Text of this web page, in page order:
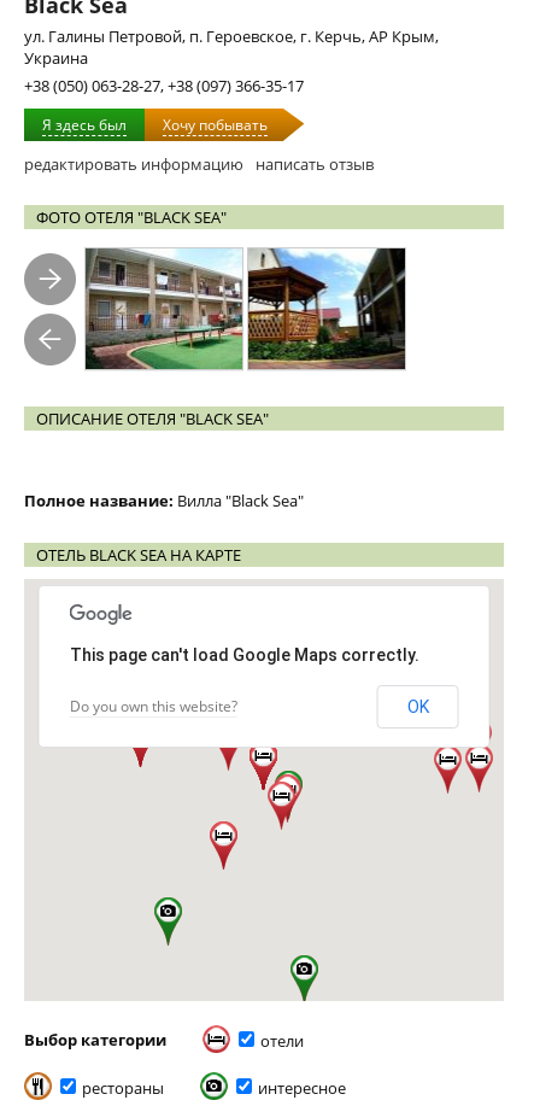
ул. Галины Петровой, п. Героевское, г. Керчь, АР Крым,
Украина
+38 (050) 063-28-27, +38 (097) 366-35-17
Я здесь был Хочу побывать
редактировать информацию написать отзыв
ФОТО ОТЕЛЯ "BLACK SEA"
ОПИСАНИЕ ОТЕЛЯ "BLACK SEA"
Полное название: Вилла "Black Sea"
ОТЕЛЬ BLACK SEA НА КАРТЕ
This page can't load Google Maps correctly.
Do you own this website? OK
Выбор категории отели
рестораны интересное